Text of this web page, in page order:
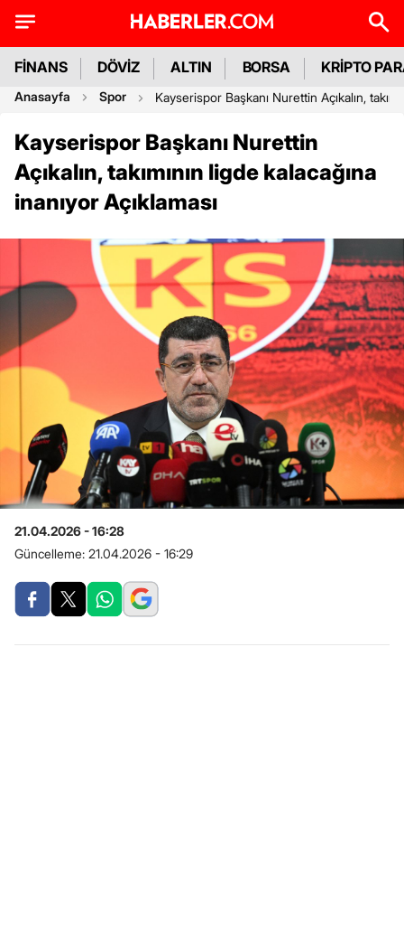
FİNANS DÖVİZ ALTIN BORSA KRİPTO
Anasayfa Spor Kayserispor Başkanı Nurettin Açıkalın,
Kayserispor Başkanı Nurettin
Açıkalın, takımının ligde kalacağına
inanıyor Açıklaması
21.04.2026 - 16:28
Güncelleme: 21.04.2026 - 16:29